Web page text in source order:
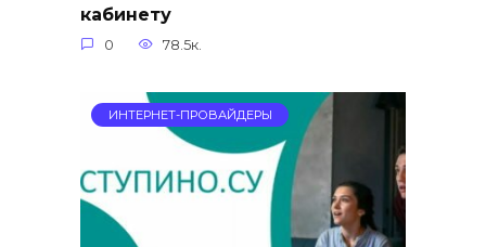
кабинету
0 78.5к.
ИНТЕРНЕТ-ПРОВАЙДЕРЫ